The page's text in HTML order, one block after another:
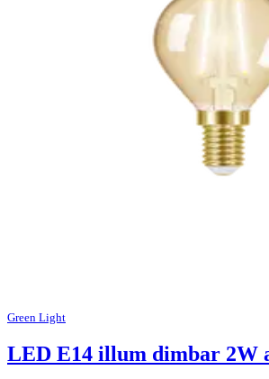
Green Light
LED E14 illum dimbar 2W